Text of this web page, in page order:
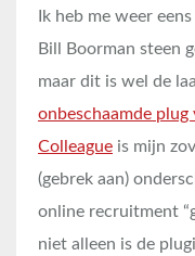
Ik heb me weer
Bill Boorman steen
maar dit is wel de
onbeschaamde
Colleague is mijn
(gebrek aan)
online recruitment
niet alleen is de